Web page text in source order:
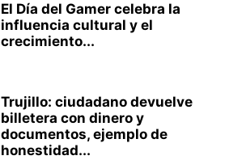
El Día del Gamer celebra la
influencia cultural y el
crecimiento...
Trujillo: ciudadano devuelve
billetera con dinero y
documentos, ejemplo de
honestidad...